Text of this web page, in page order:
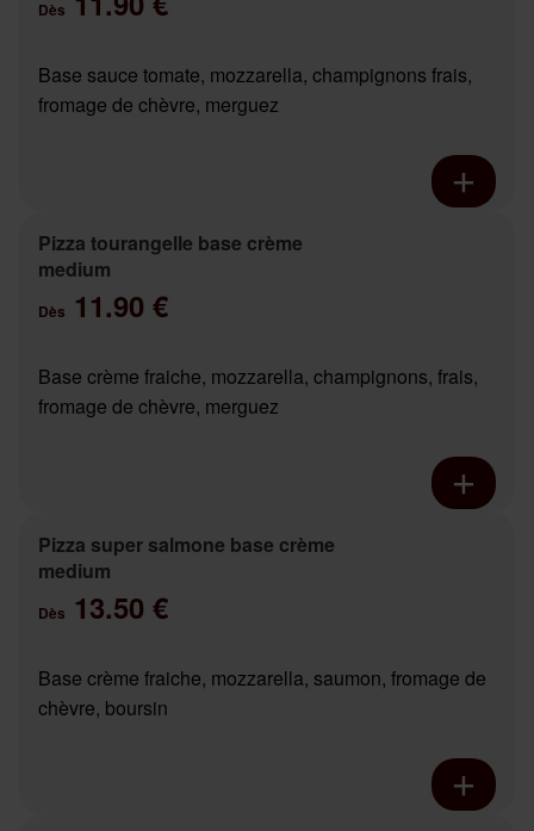
Dès
Base sauce tomate, mozzarella, champignons frais,
fromage de chèvre, merguez
Pizza tourangelle base crème
medium
Dès 11.90 €
Base crème fraiche, mozzarella, champignons, frais,
fromage de chèvre, merguez
Pizza super salmone base crème
medium
Dès 13.50 €
Base crème fraiche, mozzarella, saumon, fromage de
chèvre, boursin